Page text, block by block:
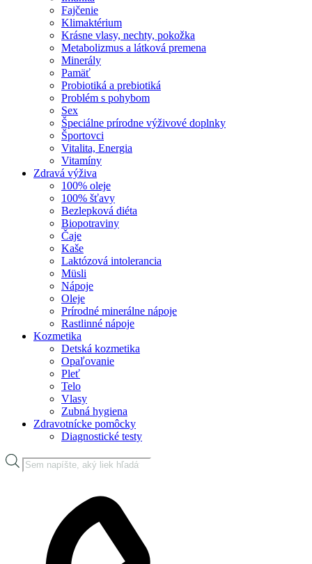
Fajčenie
Klimaktérium
Krásne vlasy, nechty, pokožka
Metabolizmus a látková premena
Minerály
Pamäť
Probiotiká a prebiotiká
Problém s pohybom
Sex
Špeciálne prírodne výživové doplnky
Športovci
Vitalita, Energia
Vitamíny
Zdravá výživa
100% oleje
100% šťavy
Bezlepková diéta
Biopotraviny
Čaje
Kaše
Laktózová intolerancia
Müsli
Nápoje
Oleje
Prírodné minerálne nápoje
Rastlinné nápoje
Kozmetika
Detská kozmetika
Opaľovanie
Pleť
Telo
Vlasy
Zubná hygiena
Zdravotnícke pomôcky
Diagnostické testy
Products
search